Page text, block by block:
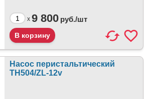
x 9 800 руб./шт
Насос перистальтический
TH504/ZL-12v